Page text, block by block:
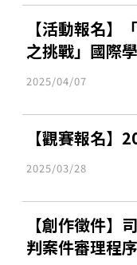
【活動報名】
之挑戰」國際
2025/04/07
【觀賽報名】
2025/03/28
【創作徵件】
判案件審理程